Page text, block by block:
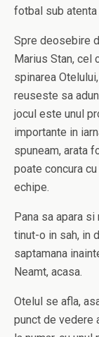
fotbal sub atenta
Spre deosebire
Marius Stan, cel
spinarea
reuseste sa
jocul este unul
importante in
spuneam, arata
poate concura
echipe.
Pana sa apara
tinut-o in sah, in
saptamana
Neamt, acasa.
Otelul se afla,
punct de vedere